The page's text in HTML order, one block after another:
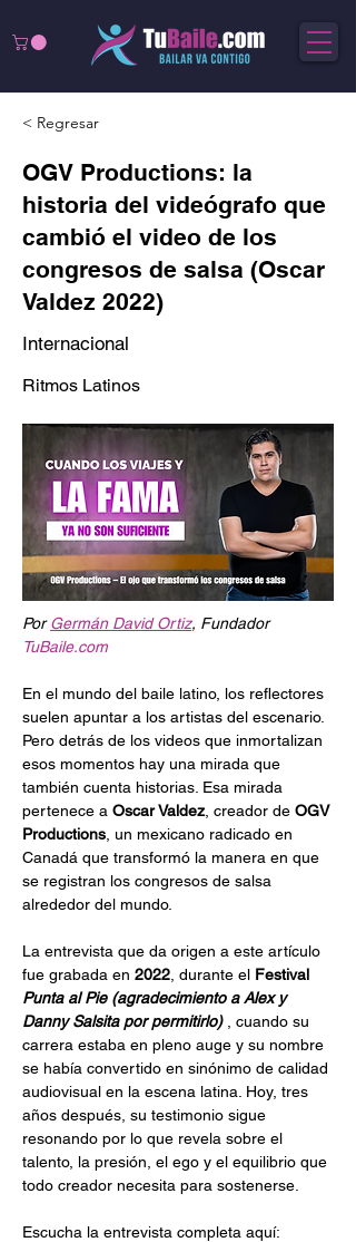
< Regresar
OGV Productions: la
historia del videógrafo que
cambió el video de los
congresos de salsa (Oscar
Valdez 2022)
Internacional
Ritmos Latinos
Por Germán David Ortiz, Fundador
TuBaile.com
En el mundo del baile latino, los reflectores
suelen apuntar a los artistas del escenario.
Pero detrás de los videos que inmortalizan
esos momentos hay una mirada que
también cuenta historias. Esa mirada
pertenece a Oscar Valdez , creador de OGV
Productions , un mexicano radicado en
Canadá que transformó la manera en que
se registran los congresos de salsa
alrededor del mundo.
La entrevista que da origen a este artículo
fue grabada en 2022 , durante el Festival
Punta al Pie (agradecimiento a Alex y
Danny Salsita por permitirlo)
, cuando su
carrera estaba en pleno auge y su nombre
se había convertido en sinónimo de calidad
audiovisual en la escena latina. Hoy, tres
años después, su testimonio sigue
resonando por lo que revela sobre el
talento, la presión, el ego y el equilibrio que
todo creador necesita para sostenerse.
Escucha la entrevista completa aquí: